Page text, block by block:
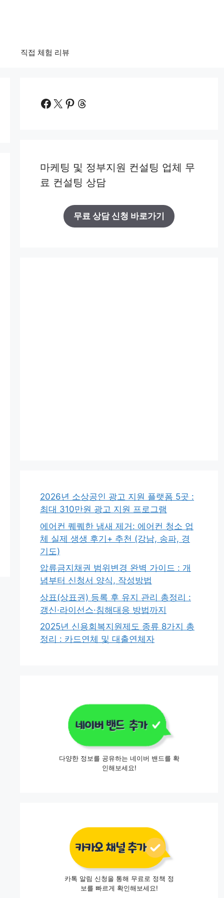
직접 체험 리뷰
Facebook
X Pinterest
Threads
마케팅 및 정부지원 컨설팅 업체 무
료 컨설팅 상담
무료 상담 신청 바로가기
2026년 소상공인 광고 지원 플랫폼 5곳 :
최대 310만원 광고 지원 프로그램
에어컨 퀘퀘한 냄새 제거: 에어컨 청소 업
체 실제 생생 후기+ 추천 (강남, 송파, 경
기도)
압류금지채권 범위변경 완벽 가이드 : 개
념부터 신청서 양식, 작성방법
상표(상표권) 등록 후 유지 관리 총정리 :
갱신·라이선스·침해대응 방법까지
2025년 신용회복지원제도 종류 8가지 총
정리 : 카드연체 및 대출연체자
다양한 정보를 공유하는 네이버 밴드를 확
인해보세요!
카톡 알림 신청을 통해 무료로 정책 정
보를 빠르게 확인해보세요!